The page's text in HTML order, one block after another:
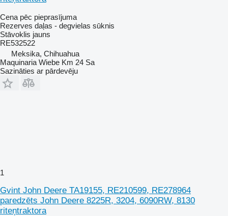
Cena pēc pieprasījuma
Rezerves daļas - degvielas sūknis
Stāvoklis jauns
RE532522
Meksika, Chihuahua
Maquinaria Wiebe Km 24 Sa
Sazināties ar pārdevēju
1
Gvint John Deere TA19155, RE210599, RE278964
paredzēts John Deere 8225R, 3204, 6090RW, 8130
riteņtraktora